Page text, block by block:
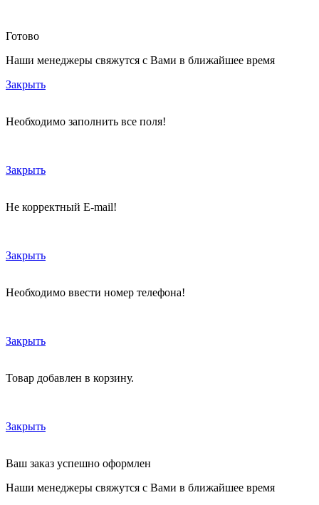
Готово
Наши менеджеры свяжутся с Вами в ближайшее время
Закрыть
Необходимо заполнить все поля!
Закрыть
Не корректный E-mail!
Закрыть
Необходимо ввести номер телефона!
Закрыть
Товар добавлен в корзину.
Закрыть
Ваш заказ успешно оформлен
Наши менеджеры свяжутся с Вами в ближайшее время